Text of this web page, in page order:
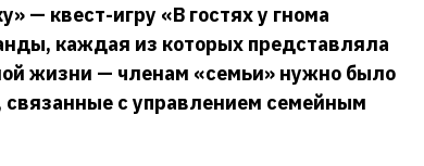
— квест-игру «В гостях у гнома
каждая из которых представляла
жизни — членам «семьи» нужно было
с управлением семейным